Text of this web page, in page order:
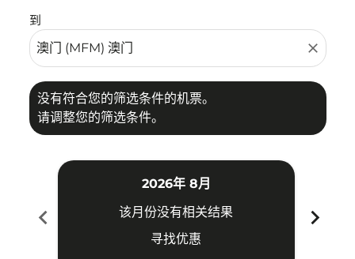
到
close
没有符合您的筛选条件的机票。
请调整您的筛选条件。
chevron_left
2026年 8月
该月份没有相关结果
寻找优惠
chevron_right